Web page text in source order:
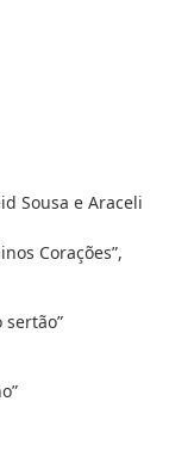
Sousa e Araceli
Corações”,